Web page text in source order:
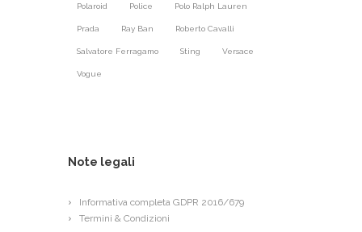
Polaroid Police Polo Ralph Lauren
Prada Ray Ban Roberto Cavalli
Salvatore Ferragamo Sting Versace
Vogue
Note legali
Informativa completa GDPR 2016/679
Termini & Condizioni